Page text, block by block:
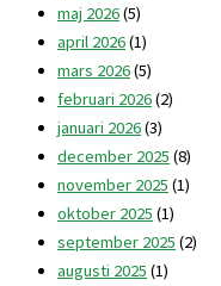
maj 2026(5)
april 2026(1)
mars 2026(5)
februari 2026(2)
januari 2026(3)
december 2025 (8)
november 2025 (1)
oktober 2025 (1)
september 2025 (2)
augusti 2025 (1)